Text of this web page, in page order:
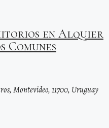
en Alquier
Comunes
Montevideo, 11700, Uruguay